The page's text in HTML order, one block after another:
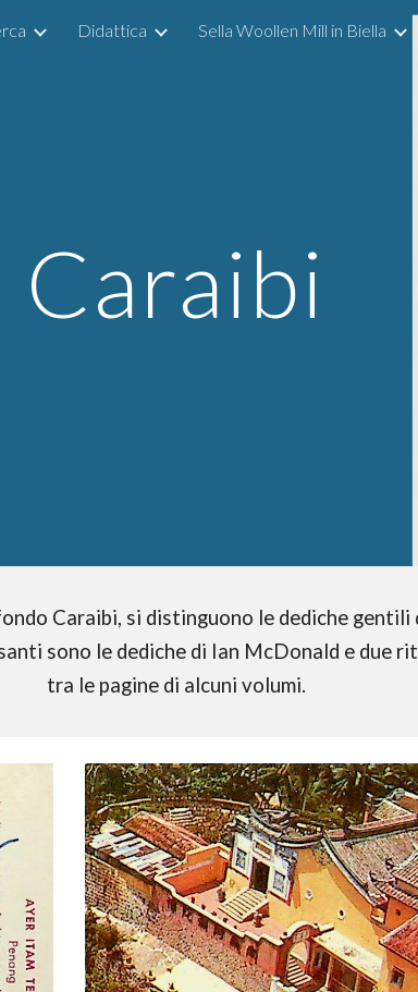
content Skip to
Didattica Sella Woollen Mill in Biella
Caraibi
Caraibi, si distinguono le dediche
sono le dediche di Ian McDonald e due
tra le pagine di alcuni volumi.